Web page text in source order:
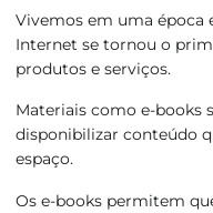
Vivemos em uma época
Internet se tornou o
produtos e serviços.
Materiais como e-books
disponibilizar conteúdo
espaço.
Os e-books permitem